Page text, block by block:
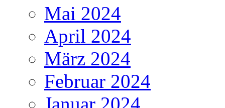
Mai 2024
April 2024
März 2024
Februar 2024
Januar 2024